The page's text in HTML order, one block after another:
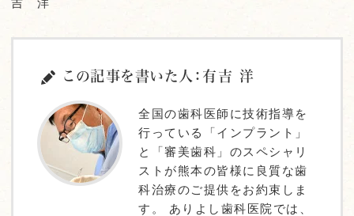
吉 洋
この記事を書いた人：有吉 洋
全国の歯科医師に技術指導を
行っている「インプラント」
と「審美歯科」のスペシャリ
ストが熊本の皆様に良質な歯
科治療のご提供をお約束しま
す。 ありよし歯科医院では、